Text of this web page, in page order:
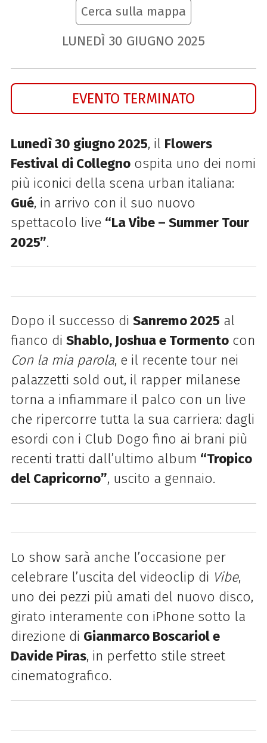
Cerca sulla mappa
LUNEDÌ 30 GIUGNO 2025
EVENTO TERMINATO
Lunedì 30 giugno 2025, il Flowers
Festival di Collegnoospita uno dei nomi
più iconici della scena urban italiana:
Gué, in arrivo con il suo nuovo
spettacolo live “La Vibe – Summer Tour
2025”.
Dopo il successo di Sanremo 2025 al
fianco di Shablo, Joshua e Tormentocon
Con la mia parola, e il recente tour nei
palazzetti sold out, il rapper milanese
torna a infiammare il palco con un live
che ripercorre tutta la sua carriera: dagli
esordi con i Club Dogo fino ai brani più
recenti tratti dall’ultimo album “Tropico
del Capricorno”, uscito a gennaio.
Lo show sarà anche l’occasione per
celebrare l’uscita del videoclip di Vibe,
uno dei pezzi più amati del nuovo disco,
girato interamente con iPhone sotto la
direzione di Gianmarco Boscariol e
Davide Piras, in perfetto stile street
cinematografico.